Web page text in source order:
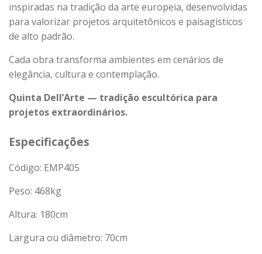
inspiradas na tradição da arte europeia, desenvolvidas
para valorizar projetos arquitetônicos e paisagísticos
de alto padrão.
Cada obra transforma ambientes em cenários de
elegância, cultura e contemplação.
Quinta Dell’Arte — tradição escultórica para
projetos extraordinários.
Especificações
Código: EMP405
Peso: 468kg
Altura: 180cm
Largura ou diâmetro: 70cm